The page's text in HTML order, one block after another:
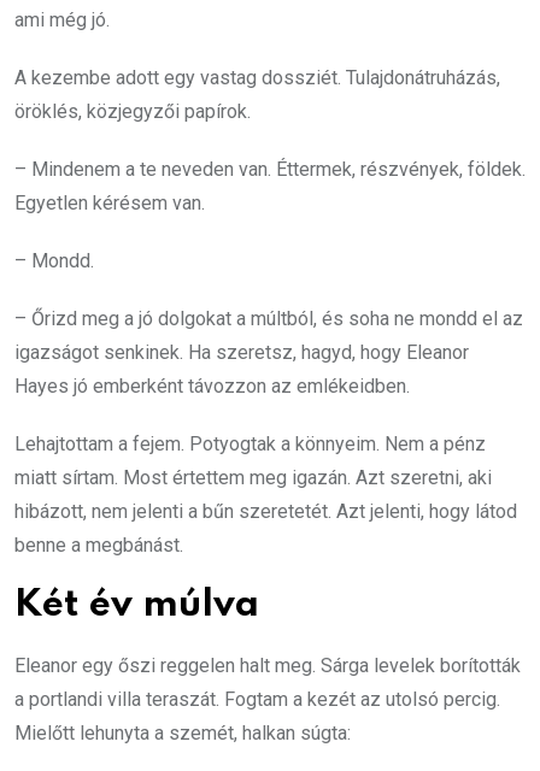
ami még jó.
A kezembe adott egy vastag dossziét. Tulajdonátruházás,
öröklés, közjegyzői papírok.
– Mindenem a te neveden van. Éttermek, részvények, földek.
Egyetlen kérésem van.
– Mondd.
– Őrizd meg a jó dolgokat a múltból, és soha ne mondd el az
igazságot senkinek. Ha szeretsz, hagyd, hogy Eleanor
Hayes jó emberként távozzon az emlékeidben.
Lehajtottam a fejem. Potyogtak a könnyeim. Nem a pénz
miatt sírtam. Most értettem meg igazán. Azt szeretni, aki
hibázott, nem jelenti a bűn szeretetét. Azt jelenti, hogy látod
benne a megbánást.
Két év múlva
Eleanor egy őszi reggelen halt meg. Sárga levelek borították
a portlandi villa teraszát. Fogtam a kezét az utolsó percig.
Mielőtt lehunyta a szemét, halkan súgta: